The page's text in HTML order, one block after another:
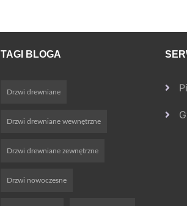
TAGI BLOGA
Drzwi drewniane
Drzwi drewniane wewnętrzne
Drzwi drewniane zewnętrzne
Drzwi nowoczesne